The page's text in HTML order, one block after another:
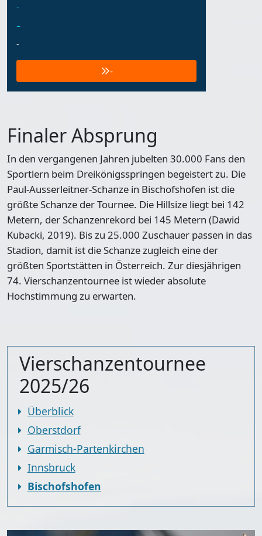
-
-
-
-
Finaler Absprung
In den vergangenen Jahren jubelten 30.000 Fans den
Sportlern beim Dreikönigsspringen begeistert zu. Die
Paul-Ausserleitner-Schanze in Bischofshofen ist die
größte Schanze der Tournee. Die Hillsize liegt bei 142
Metern, der Schanzenrekord bei 145 Metern (Dawid
Kubacki, 2019). Bis zu 25.000 Zuschauer passen in das
Stadion, damit ist die Schanze zugleich eine der
größten Sportstätten in Österreich. Zur diesjährigen
74. Vierschanzentournee ist wieder absolute
Hochstimmung zu erwarten.
Vierschanzentournee
2025/26
Überblick
Oberstdorf
Garmisch-Partenkirchen
Innsbruck
Bischofshofen